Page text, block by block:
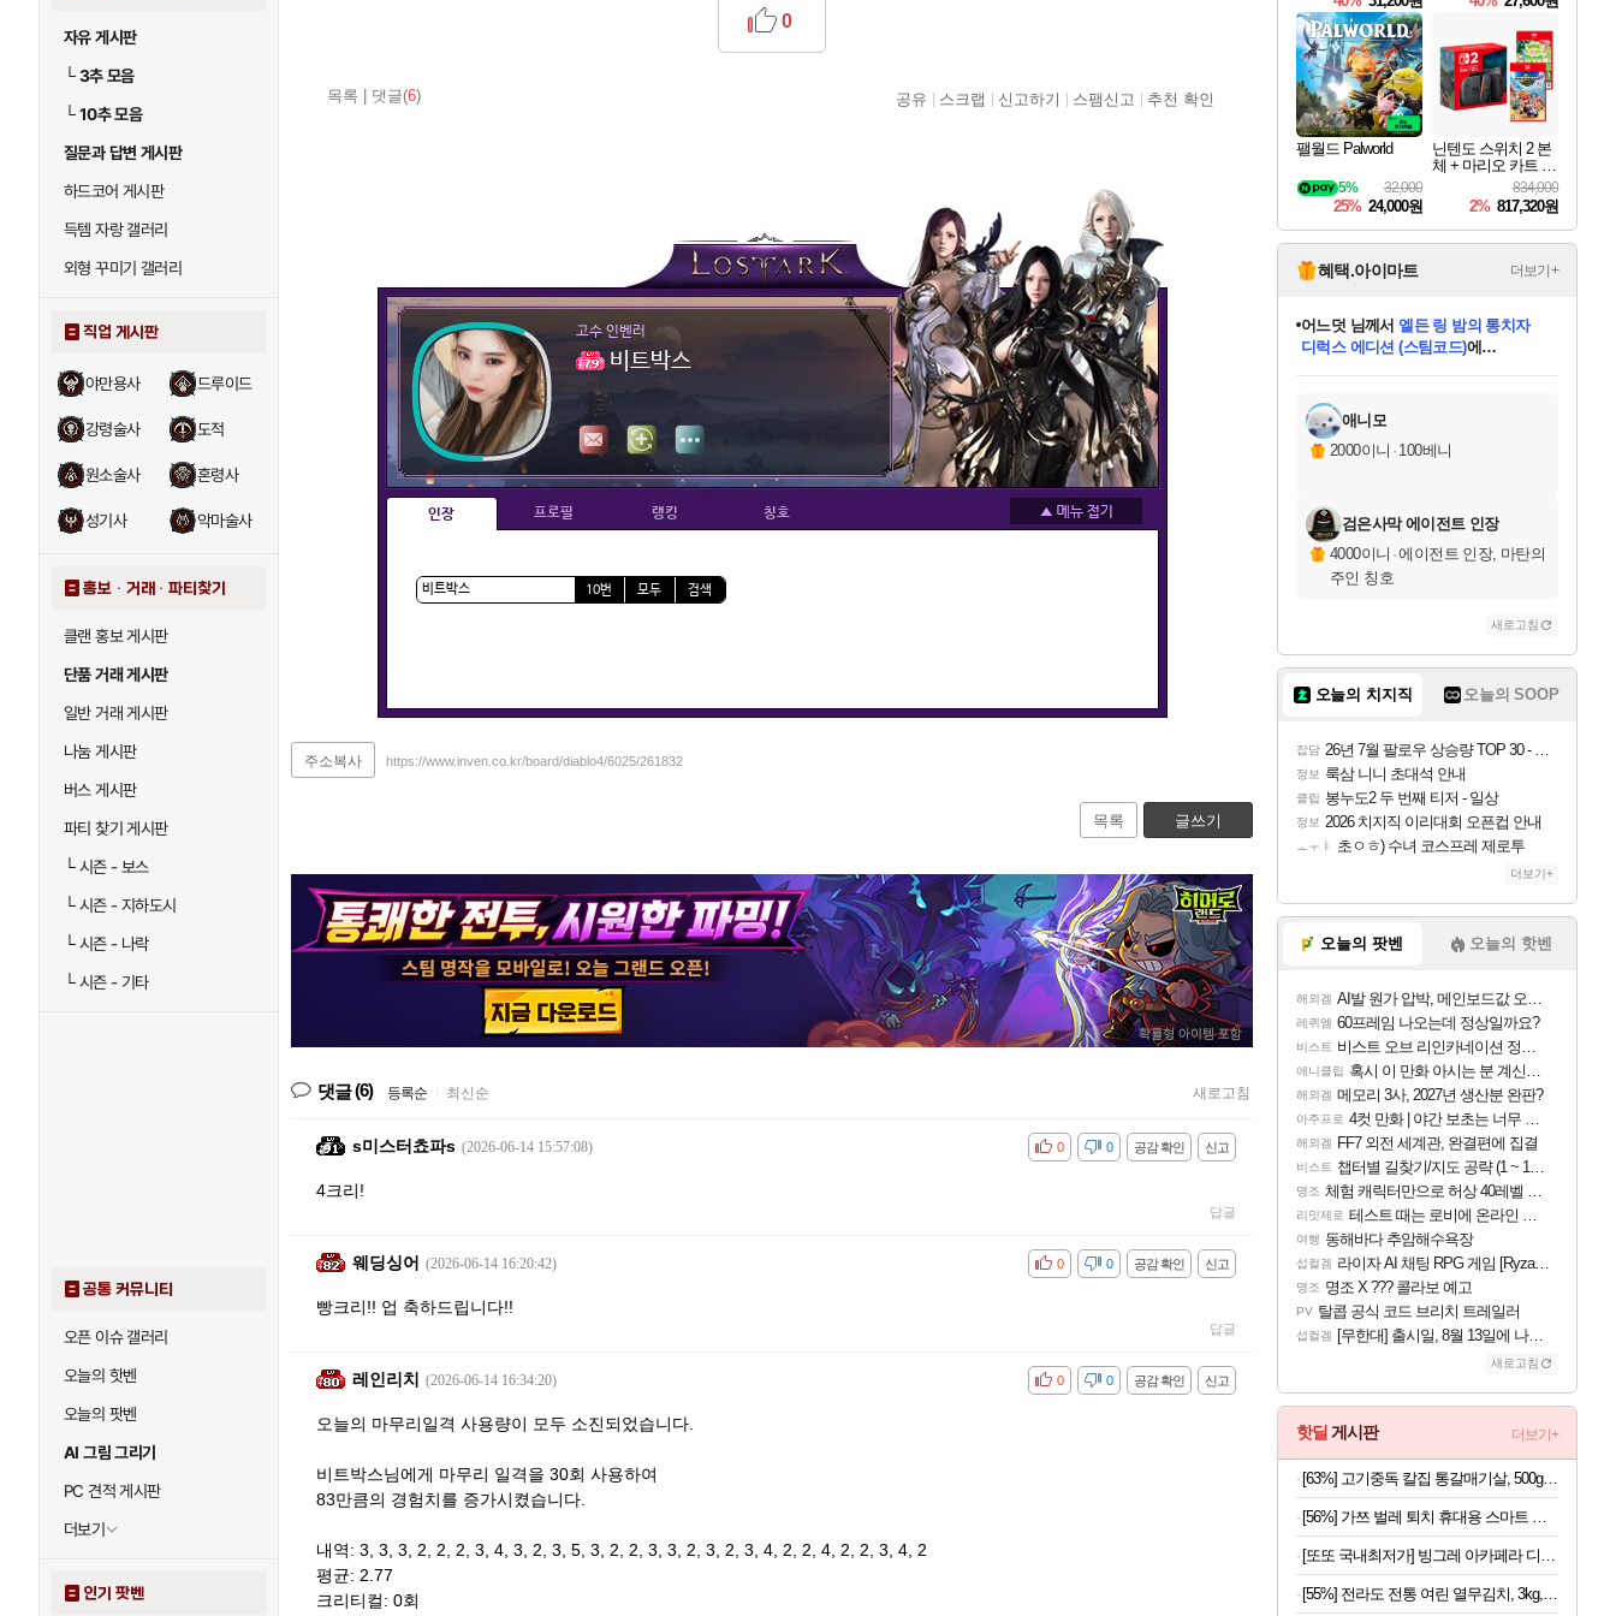
자유 게시판
└3추 모음
└10추 모음
질문과 답변 게시판
하드코어 게시판
득템 자랑 갤러리
외형 꾸미기 갤러리
직업 게시판
야만용사 드루이드
강령술사 도적
원소술사 혼령사
성기사 악마술사
홍보 · 거래 · 파티찾기
클랜 홍보 게시판
단품 거래 게시판
일반 거래 게시판
나눔 게시판
버스 게시판
파티 찾기 게시판
└시즌 - 보스
└시즌 - 지하도시
└시즌 - 나락
└시즌 - 기타
공통 커뮤니티
오픈 이슈 갤러리
오늘의 핫벤
오늘의 팟벤
AI 그림 그리기
PC 견적 게시판
더보기
인기 팟벤
목록 댓글(6)
0
공유 스크랩 신고하기 스팸신고 추천 확인
고수 인벤러
비트박스
인장 프로필 랭킹 칭호
10번 모두 검색
주소복사 https://www.inven.co.kr/board/diablo4/6025/261832
목록 글쓰기
댓글(6) 등록순 최신순 새로고침
s미스터쵸파s (2026-06-14 15:57:08) 신고
공감 확인
비공감 0
0
4크리!
답글
웨딩싱어 (2026-06-14 16:20:42) 신고
공감 확인
비공감 0
0
빵크리!! 업 축하드립니다!!
답글
레인리치 (2026-06-14 16:34:20) 신고
공감 확인
비공감 0
0
오늘의 마무리일격 사용량이 모두 소진되었습니다.
비트박스님에게 마무리 일격을 30회 사용하여
83만큼의 경험치를 증가시켰습니다.
내역: 3, 3, 3, 2, 2, 2, 3, 4, 3, 2, 3, 5, 3, 2, 2, 3, 3, 2, 3, 2, 3, 4, 2, 2, 4, 2, 2, 3, 4, 2
평균: 2.77
크리티컬: 0회
Overdrive Deluxe Edi
tion
팰월드 Palworld
32,000
5%
25% 24,000원
닌텐도 스위치 2 본
체 + 마리오 카트 월
드 + 포켓몬 포코피
아 번들
834,000
2% 817,320원
혜택.아이마트 더보기+
당첨되셨습니다.
당첨되셨습니다.
어느덧 님께서엘든 링 밤의 통치자
디럭스 에디션 (스팀코드)에
당첨되셨습니다.
에디션 (스팀코드)
당첨되셨습니다.
당첨되셨습니다.
당첨되셨습니다.
당첨되셨습니다.
애니모
2000이니 · 100베니
검은사막 에이전트 인장
4000이니 ·에이전트 인장, 마탄의
주인 칭호
새로고침
오늘의 치지직 오늘의 SOOP
잡담 26년 7월 팔로우 상승량 TOP 30 - 월간 치지직
정보 룩삼 니니 초대석 안내
클립 봉누도2 두 번째 티저 - 일상
정보 2026 치지직 이리대회 오픈컵 안내
ㅗㅜㅑ 초ㅇㅎ) 수녀 코스프레 제로투
더보기+
오늘의 팟벤 오늘의 핫벤
해외겜 AI발 원가 압박, 메인보드값 오르나
레퀴엠 60프레임 나오는데 정상일까요?
비스트 비스트 오브 리인카네이션 정보/공략글 모음
애니클립 혹시 이 만화 아시는 분 계신가요
해외겜 메모리 3사, 2027년 생산분 완판?
아주프로 4컷 만화 | 야간 보초는 너무 힘들어
해외겜 FF7 외전 세계관, 완결편에 집결
비스트 챕터별 길찾기/지도 공략 (1 ~ 12장)
명조 체험 캐릭터만으로 허상 40레벨 하이와티아 5분 컷!｜에이메스·린네·모니에 명함
리밋제로 테스트 때는 로비에 온라인 기능이 있는데
여행 동해바다 추암해수욕장
섭컬겜 라이자 AI 채팅 RPG 게임 [RyzaChat: AI] 공개
명조 명조 X ??? 콜라보 예고
PV 탈콥 공식 코드 브리치 트레일러
섭컬겜 [무한대] 출시일, 8월 13일에 나오나
새로고침
핫딜 게시판 더보기+
[63%] 고기중독 칼집 통갈매기살, 500g, 2팩